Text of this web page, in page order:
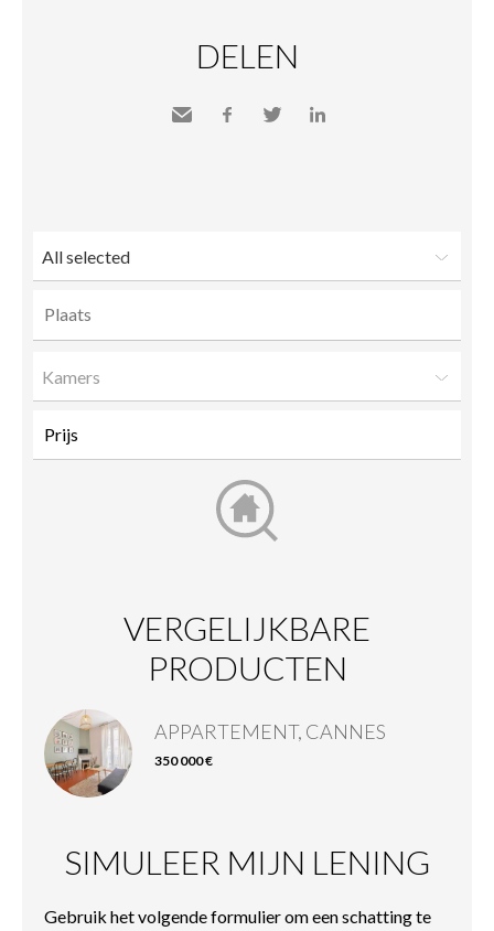
DELEN
All selected
Kamers
VERGELIJKBARE
PRODUCTEN
APPARTEMENT, CANNES
350 000 €
SIMULEER MIJN LENING
Gebruik het volgende formulier om een schatting te